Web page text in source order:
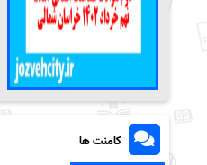
کامنت ها